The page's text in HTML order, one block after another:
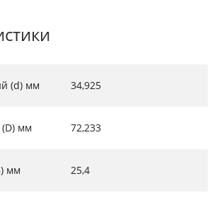
(d) мм 34,925
мм 72,233
мм 25,4